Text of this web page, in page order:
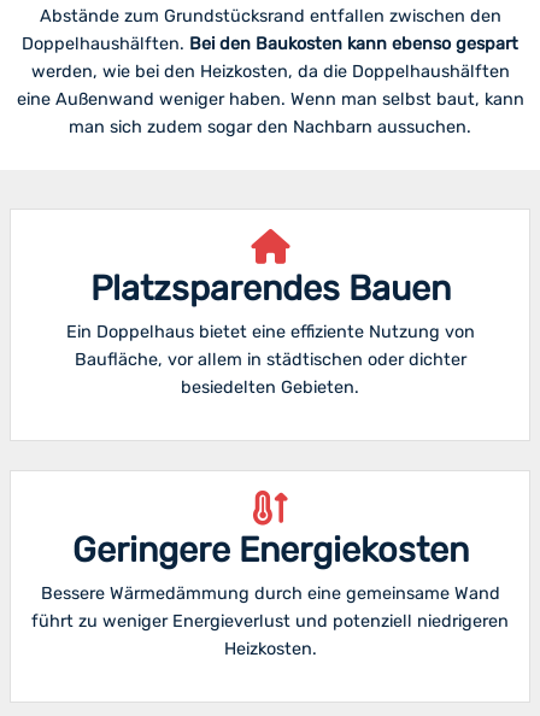
Abstände zum Grundstücksrand entfallen zwischen den
Doppelhaushälften. Bei den Baukosten kann ebenso gespart
werden, wie bei den Heizkosten, da die Doppelhaushälften
eine Außenwand weniger haben. Wenn man selbst baut, kann
man sich zudem sogar den Nachbarn aussuchen.
Platzsparendes Bauen
Ein Doppelhaus bietet eine effiziente Nutzung von
Baufläche, vor allem in städtischen oder dichter
besiedelten Gebieten.
Geringere Energiekosten
Bessere Wärmedämmung durch eine gemeinsame Wand
führt zu weniger Energieverlust und potenziell niedrigeren
Heizkosten.